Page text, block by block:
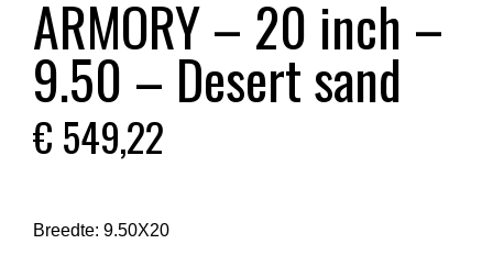
ARMORY – 20 inch –
9.50 – Desert sand
€ 549,22
Breedte: 9.50X20